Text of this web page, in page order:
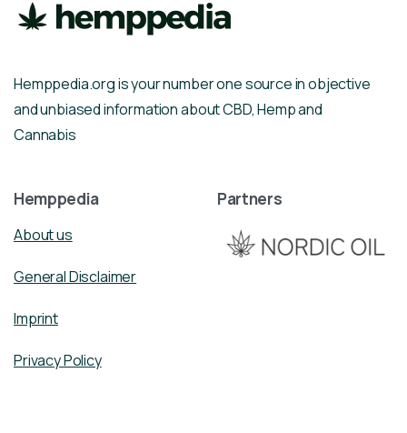
Hemppedia.org is your number one source in objective
and unbiased information about CBD, Hemp and
Cannabis
Hemppedia
About us
General Disclaimer
Imprint
Privacy Policy
Partners